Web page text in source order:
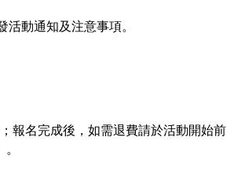
動通知及注意事項。
報名完成後，如需退費請於活動開始前